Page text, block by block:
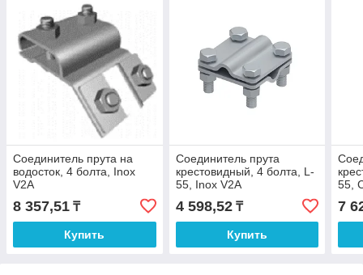
Соединитель прута на
водосток, 4 болта, Inox
V2A
8 357,51 ₸
Купить
Соединитель прута
крестовидный, 4 болта, L-
55, Inox V2A
4 598,52₸
Купить
55,
7